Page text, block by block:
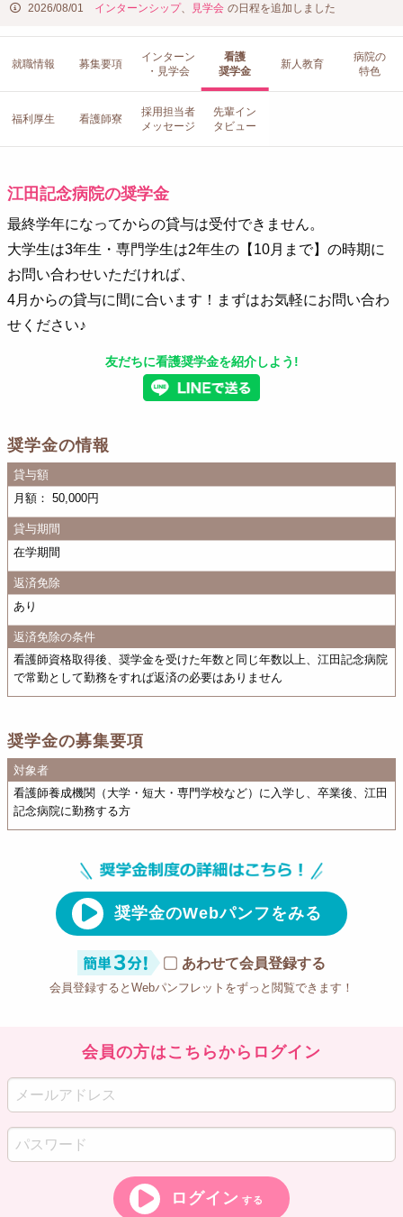
2026/08/01 インターンシップ、 見学会 の日程を追加しました
就職情報 募集要項
インターン
・見学会
看護
奨学金
新人教育
病院の
特色
福利厚生 看護師寮
採用担当者
メッセージ
先輩イン
タビュー
江田記念病院の奨学金
最終学年になってからの貸与は受付できません。
大学生は3年生・専門学生は2年生の【10月まで】の時期に
お問い合わせいただければ、
4月からの貸与に間に合います！まずはお気軽にお問い合わ
せください♪
友だちに看護奨学金を紹介しよう!
奨学金の情報
貸与額
月額： 50,000円
貸与期間
在学期間
返済免除
あり
返済免除の条件
看護師資格取得後、奨学金を受けた年数と同じ年数以上、江田記念病院
で常勤として勤務をすれば返済の必要はありません
奨学金の募集要項
対象者
看護師養成機関（大学・短大・専門学校など）に入学し、卒業後、江田
記念病院に勤務する方
奨学金のWebパンフをみる
あわせて会員登録する
会員登録するとWebパンフレットをずっと閲覧できます！
会員の方はこちらからログイン
ログイン する